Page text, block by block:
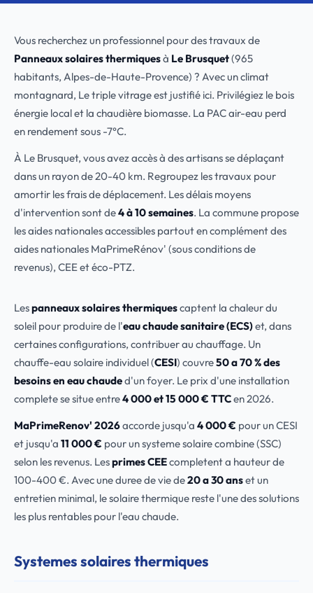
Vous recherchez un professionnel pour des travaux de
Panneaux solaires thermiquesà Le Brusquet(965
habitants, Alpes-de-Haute-Provence) ? Avec un climat
montagnard, Le triple vitrage est justifié ici. Privilégiez le bois
énergie local et la chaudière biomasse. La PAC air-eau perd
en rendement sous -7°C.
À Le Brusquet, vous avez accès à des artisans se déplaçant
dans un rayon de 20-40 km. Regroupez les travaux pour
amortir les frais de déplacement. Les délais moyens
d'intervention sont de4 à 10 semaines. La commune propose
les aides nationales accessibles partout en complément des
aides nationales MaPrimeRénov' (sous conditions de
revenus), CEE et éco-PTZ.
Lespanneaux solaires thermiquescaptent la chaleur du
soleil pour produire de l'eau chaude sanitaire (ECS)et, dans
certaines configurations, contribuer au chauffage. Un
chauffe-eau solaire individuel (CESI) couvre50 a 70 % des
besoins en eau chauded'un foyer. Le prix d'une installation
complete se situe entre4 000 et 15 000 € TTCen 2026.
MaPrimeRenov' 2026accorde jusqu'a 4 000 € pour un CESI
et jusqu'a 11 000 € pour un systeme solaire combine (SSC)
selon les revenus. Lesprimes CEEcompletent a hauteur de
100-400 €. Avec une duree de vie de20 a 30 anset un
entretien minimal, le solaire thermique reste l'une des solutions
les plus rentables pour l'eau chaude.
Systemes solaires thermiques